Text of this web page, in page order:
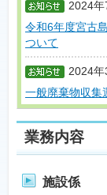
2024年
令和6年度宮古
ついて
2024年
一般廃棄物収集
業務内容
施設係